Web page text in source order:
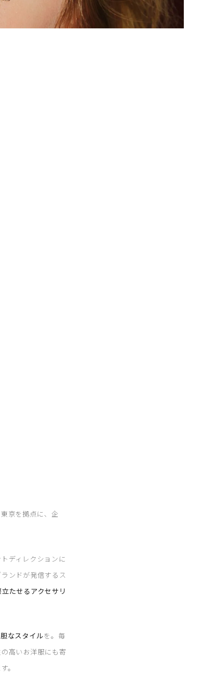
京を拠点に、企
ディレクションに
ンドが発信するス
たせるアクセサリ
なスタイルを。毎
高いお洋服にも寄
。